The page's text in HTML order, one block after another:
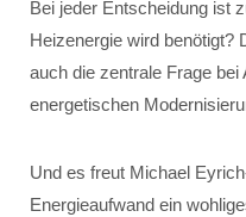
Bei jeder Entscheidung ist
Heizenergie wird benötigt?
auch die zentrale Frage
energetischen
Und es freut Michael
Energieaufwand ein